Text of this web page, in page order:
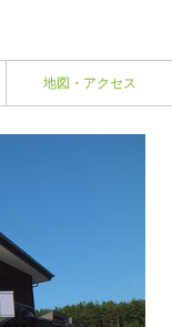
地図・アクセス